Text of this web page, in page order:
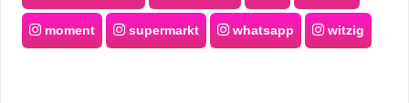
moment supermarkt whatsapp witzig